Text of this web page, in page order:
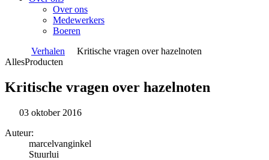
Over ons
Medewerkers
Boeren
Verhalen
Kritische vragen over hazelnoten
AllesProducten
Kritische vragen over hazelnoten
03 oktober 2016
Auteur:
marcelvanginkel
Stuurlui